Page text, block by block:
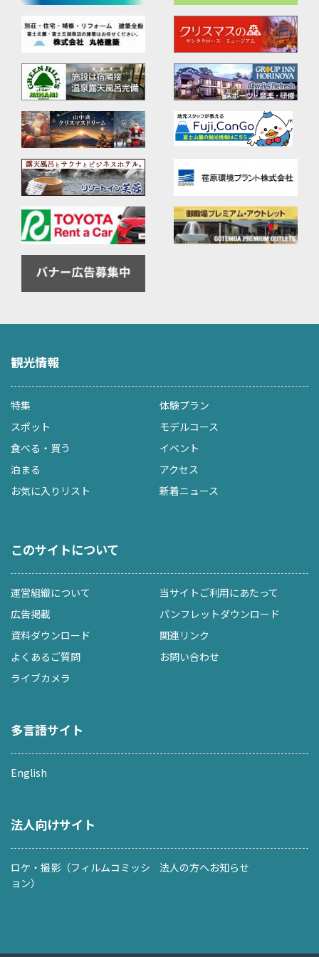
観光情報
特集
体験プラン
スポット
モデルコース
食べる・買う
イベント
泊まる
アクセス
お気に入りリスト
新着ニュース
このサイトについて
運営組織について
当サイトご利用にあたって
広告掲載
パンフレットダウンロード
資料ダウンロード
関連リンク
よくあるご質問
お問い合わせ
ライブカメラ
多言語サイト
English
法人向けサイト
ロケ・撮影（フィルムコミッシ
ョン）
法人の方へお知らせ